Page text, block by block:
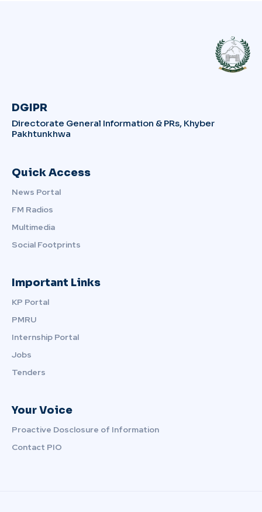
DGIPR
Directorate General Information & PRs, Khyber
Pakhtunkhwa
Quick Access
News Portal
FM Radios
Multimedia
Social Footprints
Important Links
KP Portal
PMRU
Internship Portal
Jobs
Tenders
Your Voice
Proactive Dosclosure of Information
Contact PIO